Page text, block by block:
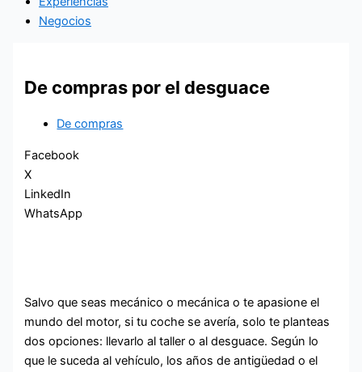
Negocios
De compras por el desguace
De compras
Facebook
X
LinkedIn
WhatsApp
Salvo que seas mecánico o mecánica o te apasione el
mundo del motor, si tu coche se avería, solo te planteas
dos opciones: llevarlo al taller o al desguace. Según lo
que le suceda al vehículo, los años de antigüedad o el